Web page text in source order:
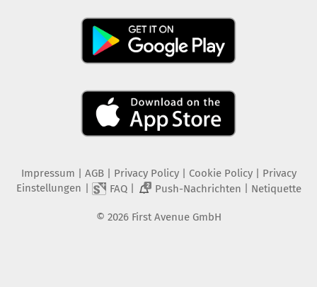
Impressum | AGB | Privacy Policy| Cookie Policy| Privacy
Einstellungen | FAQ| 2 Push-Nachrichten | Netiquette
© 2026 First Avenue GmbH